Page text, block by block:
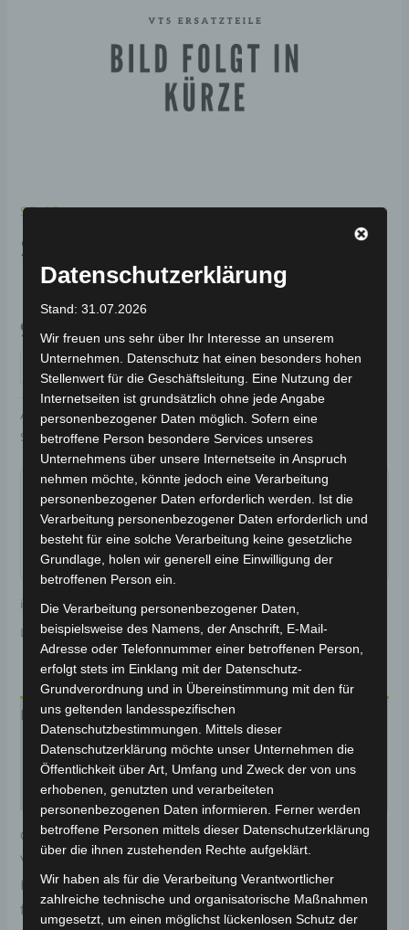
SE-03
SE-03 VORDERES
BREMSENSET
99,00
IN DEN WARENKORB
Artikelnummer:3M901-4007A-00 Kategorie:SE-03
Schlagwort:Bremsanlage
inkl. 19 % MwSt.Kostenloser Versand
Lieferzeit:Versandfertig innerhalb 24 Stunden*
Beschreibung
Produktsicherheit
Rezensionen (0)
Original-Ersatzteil für den Elektro-Chopper SE-03.
Vorderes bremsenset für optimale Funktionalität und
Haltbarkeit. Weitere Informationen zum Fahrzeug
findest du hier:
Volta Motor Elektro-Chopper SE-03
Datenschutzerklärung
Stand: 31.07.2026
Wir freuen uns sehr über Ihr Interesse an unserem
Unternehmen. Datenschutz hat einen besonders hohen
Stellenwert für die Geschäftsleitung. Eine Nutzung der
Internetseiten ist grundsätzlich ohne jede Angabe
personenbezogener Daten möglich. Sofern eine
betroffene Person besondere Services unseres
Unternehmens über unsere Internetseite in Anspruch
nehmen möchte, könnte jedoch eine Verarbeitung
personenbezogener Daten erforderlich werden. Ist die
Verarbeitung personenbezogener Daten erforderlich und
besteht für eine solche Verarbeitung keine gesetzliche
Grundlage, holen wir generell eine Einwilligung der
betroffenen Person ein.
Die Verarbeitung personenbezogener Daten,
beispielsweise des Namens, der Anschrift, E-Mail-
Adresse oder Telefonnummer einer betroffenen Person,
erfolgt stets im Einklang mit der Datenschutz-
Grundverordnung und in Übereinstimmung mit den für
uns geltenden landesspezifischen
Datenschutzbestimmungen. Mittels dieser
Datenschutzerklärung möchte unser Unternehmen die
Öffentlichkeit über Art, Umfang und Zweck der von uns
erhobenen, genutzten und verarbeiteten
personenbezogenen Daten informieren. Ferner werden
betroffene Personen mittels dieser Datenschutzerklärung
über die ihnen zustehenden Rechte aufgeklärt.
Wir haben als für die Verarbeitung Verantwortlicher
zahlreiche technische und organisatorische Maßnahmen
umgesetzt, um einen möglichst lückenlosen Schutz der